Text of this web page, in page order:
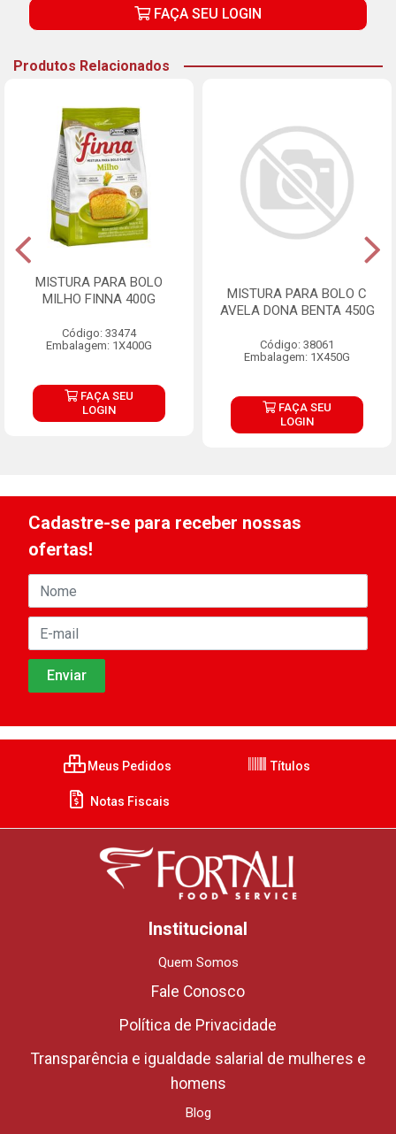
FAÇA SEU LOGIN
Produtos Relacionados
MISTURA PARA BOLO
MILHO FINNA 400G
Código: 33474
Embalagem: 1X400G
FAÇA SEU
LOGIN
MISTURA PARA BOLO C
AVELA DONA BENTA 450G
Código: 38061
Embalagem: 1X450G
FAÇA SEU
LOGIN
Cadastre-se para receber nossas
ofertas!
Meus Pedidos Títulos
Notas Fiscais
Institucional
Quem Somos
Fale Conosco
Política de Privacidade
Transparência e igualdade salarial de mulheres e
homens
Blog